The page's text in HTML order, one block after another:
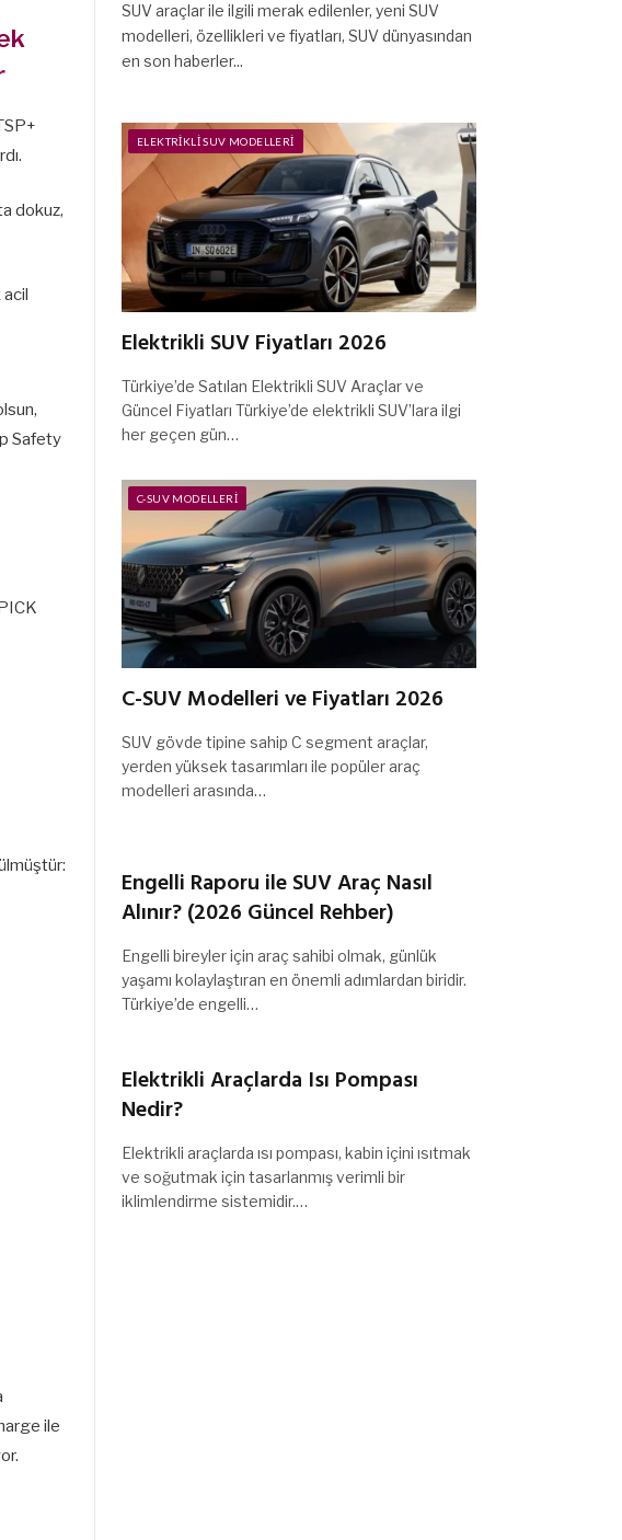
dokuz,
Safety
ile
SUV araçlar ile ilgili merak edilenler, yeni SUV
modelleri, özellikleri ve fiyatları, SUV dünyasından
en son haberler...
ELEKTRIKLI SUV MODELLERI
Elektrikli SUV Fiyatları 2026
Türkiye’de Satılan Elektrikli SUV Araçlar ve
Güncel Fiyatları Türkiye’de elektrikli SUV’lara ilgi
her geçen gün…
C-SUV MODELLERI
C-SUV Modelleri ve Fiyatları 2026
SUV gövde tipine sahip C segment araçlar,
yerden yüksek tasarımları ile popüler araç
modelleri arasında…
Engelli Raporu ile SUV Araç Nasıl
Alınır? (2026 Güncel Rehber)
Engelli bireyler için araç sahibi olmak, günlük
yaşamı kolaylaştıran en önemli adımlardan biridir.
Türkiye’de engelli…
Elektrikli Araçlarda Isı Pompası
Nedir?
Elektrikli araçlarda ısı pompası, kabin içini ısıtmak
ve soğutmak için tasarlanmış verimli bir
iklimlendirme sistemidir.…